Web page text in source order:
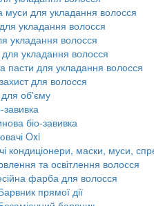
муси для укладання волосся
укладання волосся
укладання волосся
укладання волосся
пасти для укладання волосся
для волосся
об'єму
біо-завивка
Oxi
кондиціонери, маски, муси,
та освітлення волосся
фарба для волосся
прямої дії